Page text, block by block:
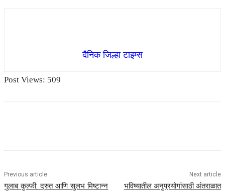
दैनिक जिल्हा टाइम्स
Post Views: 509
Previous article
गुलाब कुल्फी: द्रुत आणि सुलभ मिष्टान्न
Next article
भविष्यातील अनुप्रयोगांसाठी अंतराळात